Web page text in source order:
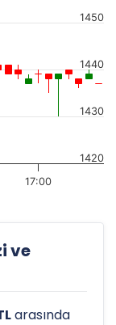
17:00
1420
1430
1440
1450
ve
arasında